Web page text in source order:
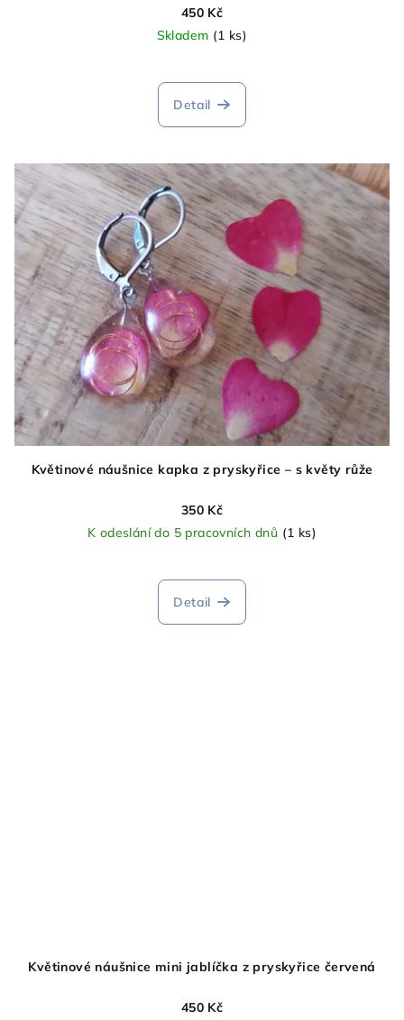
450 Kč
Skladem (1 ks)
Detail
Květinové náušnice kapka z pryskyřice – s květy růže
350 Kč
K odeslání do 5 pracovních dnů (1 ks)
Detail
Květinové náušnice mini jablíčka z pryskyřice červená
450 Kč